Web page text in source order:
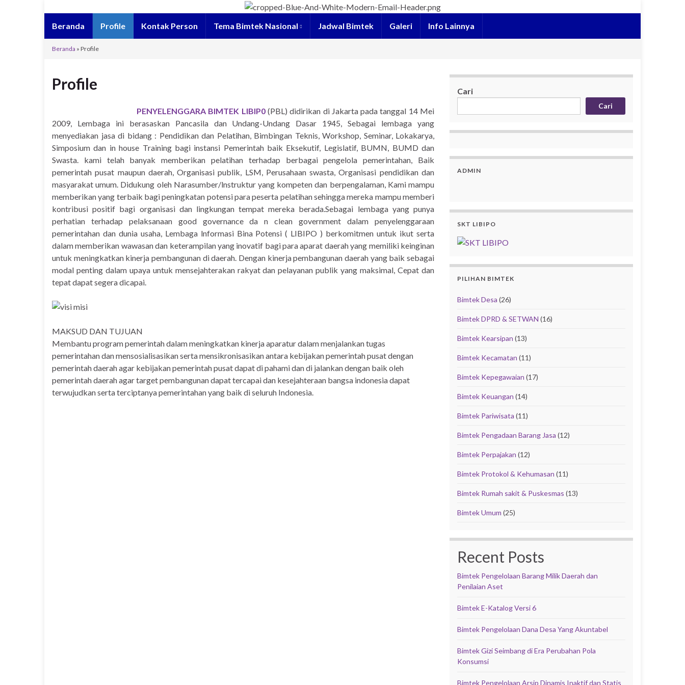
Beranda Profile Kontak Person Tema Bimtek Nasional Jadwal Bimtek Galeri Info Lainnya
Beranda » Profile
Profile
PENYELENGGARA BIMTEK LIBIP0(PBL) didirikan di Jakarta pada tanggal 14 Mei
2009, Lembaga ini berasaskan Pancasila dan Undang-Undang Dasar 1945, Sebagai lembaga yang
menyediakan jasa di bidang : Pendidikan dan Pelatihan, Bimbingan Teknis, Workshop, Seminar, Lokakarya,
Simposium dan in house Training bagi instansi Pemerintah baik Eksekutif, Legislatif, BUMN, BUMD dan
Swasta. kami telah banyak memberikan pelatihan terhadap berbagai pengelola pemerintahan, Baik
pemerintah pusat maupun daerah, Organisasi publik, LSM, Perusahaan swasta, Organisasi pendidikan dan
masyarakat umum. Didukung oleh Narasumber/lnstruktur yang kompeten dan berpengalaman, Kami mampu
memberikan yang terbaik bagi peningkatan potensi para peserta pelatihan sehingga mereka mampu memberi
kontribusi positif bagi organisasi dan lingkungan tempat mereka berada.Sebagai lembaga yang punya
perhatian terhadap pelaksanaan good governance da n clean government dalam penyelenggaraan
pemerintahan dan dunia usaha, Lembaga lnformasi Bina Potensi ( LIBIPO ) berkomitmen untuk ikut serta
dalam memberikan wawasan dan keterampilan yang inovatif bagi para aparat daerah yang memiliki keinginan
untuk meningkatkan kinerja pembangunan di daerah. Dengan kinerja pembangunan daerah yang baik sebagai
modal penting dalam upaya untuk mensejahterakan rakyat dan pelayanan publik yang maksimal, Cepat dan
tepat dapat segera dicapai.
MAKSUD DAN TUJUAN
Membantu program pemerintah dalam meningkatkan kinerja aparatur dalam menjalankan tugas
pemerintahan dan mensosialisasikan serta mensikronisasikan antara kebijakan pemerintah pusat dengan
pemerintah daerah agar kebijakan pemerintah pusat dapat di pahami dan di jalankan dengan baik oleh
pemerintah daerah agar target pembangunan dapat tercapai dan kesejahteraan bangsa indonesia dapat
terwujudkan serta terciptanya pemerintahan yang baik di seluruh Indonesia.
Cari
Cari
ADMIN
SKT LIBIPO
PILIHAN BIMTEK
Bimtek Desa (26)
Bimtek DPRD & SETWAN (16)
Bimtek Kearsipan (13)
Bimtek Kecamatan (11)
Bimtek Kepegawaian (17)
Bimtek Keuangan (14)
Bimtek Pariwisata (11)
Bimtek Pengadaan Barang Jasa (12)
Bimtek Perpajakan (12)
Bimtek Protokol & Kehumasan (11)
Bimtek Rumah sakit & Puskesmas (13)
Bimtek Umum (25)
Recent Posts
Bimtek Pengelolaan Barang Milik Daerah dan
Penilaian Aset
Bimtek E-Katalog Versi 6
Bimtek Pengelolaan Dana Desa Yang Akuntabel
Bimtek Gizi Seimbang di Era Perubahan Pola
Konsumsi
Bimtek Pengelolaan Arsip Dinamis Inaktif dan Statis